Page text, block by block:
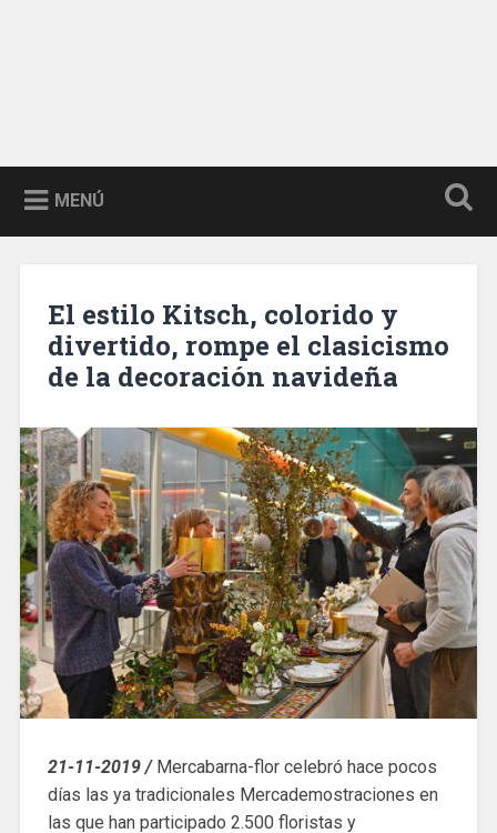
MENÚ
El estilo Kitsch, colorido y
divertido, rompe el clasicismo
de la decoración navideña
21-11-2019 /Mercabarna-flor celebró hace pocos
días las ya tradicionales Mercademostraciones en
las que han participado 2.500 floristas y